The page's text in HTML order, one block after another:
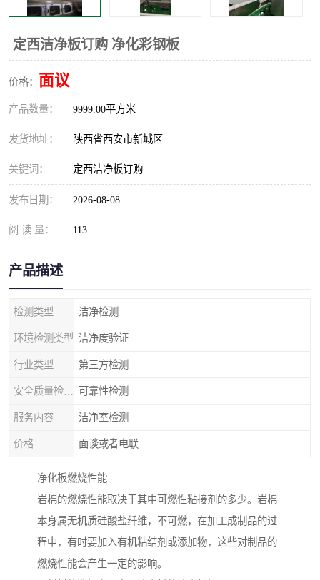
定西洁净板订购 净化彩钢板
价格： 面议
产品数量： 9999.00平方米
发货地址： 陕西省西安市新城区
关键词： 定西洁净板订购
发布日期： 2026-08-08
阅 读 量： 113
产品描述
检测类型 洁净检测
环境检测类型 洁净度验证
行业类型 第三方检测
可靠性检测
服务内容 洁净室检测
价格 面谈或者电联
净化板燃烧性能
岩棉的燃烧性能取决于其中可燃性粘接剂的多少。岩棉
本身属无机质硅酸盐纤维，不可燃，在加工成制品的过
程中，有时要加入有机粘结剂或添加物，这些对制品的
燃烧性能会产生一定的影响。